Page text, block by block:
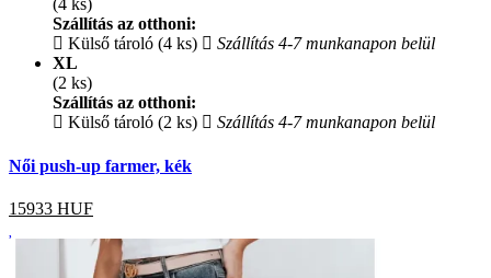
(4 ks)
Szállítás az otthoni:
Külső tároló (4 ks)
Szállítás 4-7 munkanapon belül
XL
(2 ks)
Szállítás az otthoni:
Külső tároló (2 ks)
Szállítás 4-7 munkanapon belül
Női push-up farmer, kék
15933 HUF